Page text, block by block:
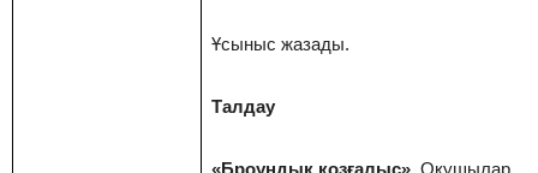
Ұсыныс жазады.
Талдау
«Броундық қозғалыс» Оқушылар